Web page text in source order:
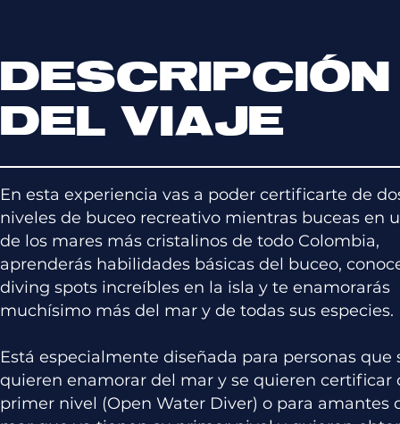
DESCRIPCIÓN
DEL VIAJE
En esta experiencia vas a poder certificarte de
niveles de buceo recreativo mientras buceas en
de los mares más cristalinos de todo Colombia,
aprenderás habilidades básicas del buceo,
diving spots increíbles en la isla y te enamorarás
muchísimo más del mar y de todas sus especies.
Está especialmente diseñada para personas que
quieren enamorar del mar y se quieren certificar
primer nivel (Open Water Diver) o para amantes